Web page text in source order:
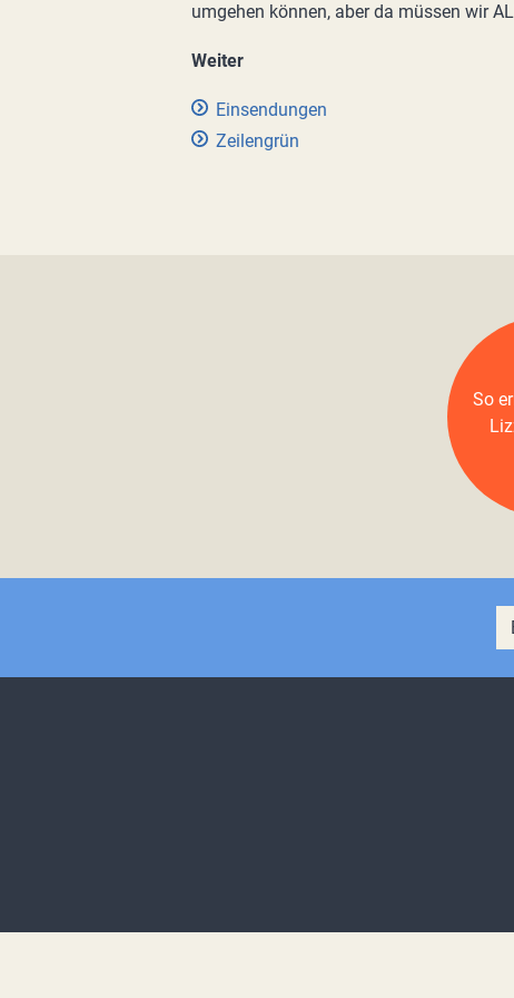
umgehen können, aber da müssen wir
Weiter
Einsendungen
Zeilengrün
So